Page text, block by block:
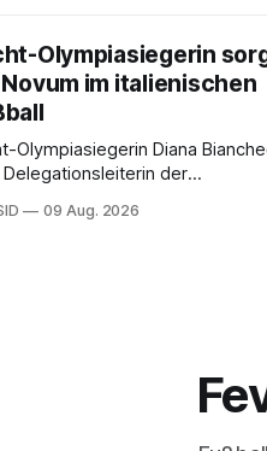
Olympiasiegerin
im italienischen
Olympiasiegerin Diana
der
09 Aug. 2026